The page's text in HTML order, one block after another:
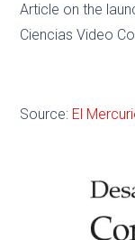
Article on the
Ciencias Video
Source: El